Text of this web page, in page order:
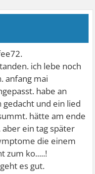
ich lebe noch
anfang mai
habe an
und ein lied
hätte am ende
ein tag später
die einem
zum ko.....!
es gut.